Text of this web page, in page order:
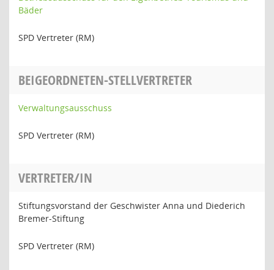
Bäder
SPD Vertreter (RM)
BEIGEORDNETEN-STELLVERTRETER
Verwaltungsausschuss
SPD Vertreter (RM)
VERTRETER/IN
Stiftungsvorstand der Geschwister Anna und Diederich
Bremer-Stiftung
SPD Vertreter (RM)